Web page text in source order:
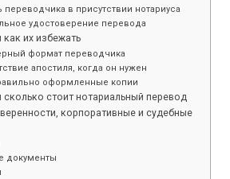
в присутствии нотариуса
удостоверение перевода
их избежать
формат переводчика
апостиля, когда он нужен
оформленные копии
стоит нотариальный перевод
корпоративные и судебные
документы